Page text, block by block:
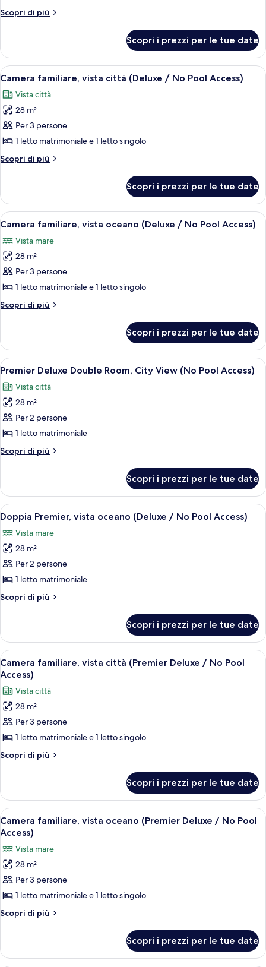
Deluxe,
vista
(No
Pool
Access)
Scopri di più
Altri
Deluxe,
vista
oceano
Pool
Access)
Scopri i prezzi per le tue date
Apri
tutte
le
foto
per
Camera
familiare,
vista
(Deluxe
No
Pool
Access)
Una camera d'albergo con due letti,
9
Camera familiare, vista città (Deluxe / No Pool Access)
Vista città
28 m²
Per 3 persone
1 letto matrimoniale e 1 letto singolo
Scopri di più
Altri
familiare,
vista
città
/
No
Access)
Scopri i prezzi per le tue date
Apri
tutte
le
foto
per
Camera
familiare,
vista
(Deluxe
No
Pool
Access)
Un soggiorno moderno con un
5
Camera familiare, vista oceano (Deluxe / No Pool Access)
Vista mare
28 m²
Per 3 persone
1 letto matrimoniale e 1 letto singolo
Scopri di più
Altri
familiare,
vista
oceano
/
No
Access)
Scopri i prezzi per le tue date
Apri
tutte
le
foto
per
Premier
Deluxe
Double
City
View
(No
Pool
Access)
Una camera d'albergo moderna
7
Premier Deluxe Double Room, City View (No Pool Access)
Vista città
28 m²
Per 2 persone
1 letto matrimoniale
Scopri di più
Altri
Deluxe
Double
Room,
City
View
(No
Access)
Scopri i prezzi per le tue date
Apri
tutte
le
foto
per
Doppia
Premier,
vista
(Deluxe
No
Pool
Access)
Un soggiorno moderno con un
7
Doppia Premier, vista oceano (Deluxe / No Pool Access)
Vista mare
28 m²
Per 2 persone
1 letto matrimoniale
Scopri di più
Altri
Premier,
vista
oceano
(Deluxe
No
Pool
Access)
Scopri i prezzi per le tue date
Apri
tutte
le
foto
per
Camera
familiare,
vista
Deluxe
No
Pool
Access)
Una camera d'albergo con due letti,
10
Camera familiare, vista città (Premier Deluxe / No Pool
Access)
Vista città
28 m²
Per 3 persone
1 letto matrimoniale e 1 letto singolo
Scopri di più
Altri
familiare,
vista
città
(Premier
/
No
Pool
Access)
Scopri i prezzi per le tue date
Apri
tutte
foto
per
Camera
familiare,
vista
Deluxe
Un soggiorno moderno con un
6
Camera familiare, vista oceano (Premier Deluxe / No Pool
Access)
Vista mare
28 m²
Per 3 persone
1 letto matrimoniale e 1 letto singolo
Scopri di più
Altri
familiare,
Scopri i prezzi per le tue date